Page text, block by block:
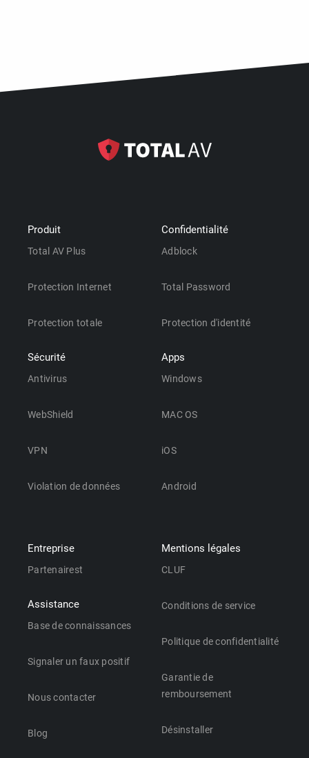
Produit
Total AV Plus
Protection Internet
Protection totale
Sécurité
Antivirus
WebShield
VPN
Violation de données
Confidentialité
Adblock
Total Password
Protection d'identité
Apps
Windows
MAC OS
iOS
Android
Entreprise
Partenairest
Assistance
Base de connaissances
Signaler un faux positif
Nous contacter
Blog
Mentions légales
CLUF
Conditions de service
Politique de confidentialité
Garantie de
remboursement
Désinstaller